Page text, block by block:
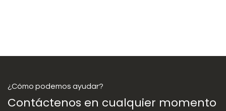
¿Cómo podemos ayudar?
Contáctenos en cualquier momento